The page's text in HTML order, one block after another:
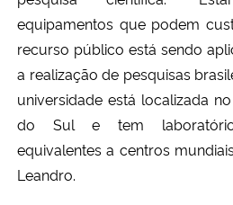
equipamentos que podem
recurso público está sendo
a realização de pesquisas
universidade está localizada
do Sul e tem
equivalentes a centros
Leandro.